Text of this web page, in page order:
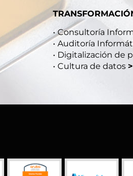
•Consultoría
•Auditoría
• Digitalización de
•Cultura de datos >